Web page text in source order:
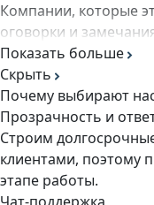
Компании, которые
оговорки и
Показать больше
Скрыть
Почему выбирают
Прозрачность и
Строим
клиентами, поэтому
этапе работы.